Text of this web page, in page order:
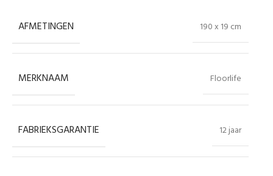
AFMETINGEN 190 x 19 cm
MERKNAAM Floorlife
FABRIEKSGARANTIE 12 jaar